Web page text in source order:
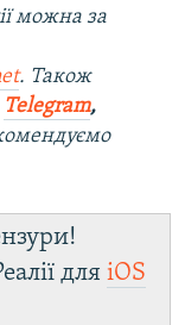
можна за
. Також
Telegram,
для iOS